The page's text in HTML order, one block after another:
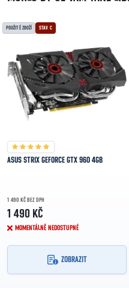
POUŽITÉ ZBOŽÍ STAV C
ASUS STRIX GEFORCE GTX 960 4GB
1 490 KČ BEZ DPH
1 490 KČ
MOMENTÁLNĚ NEDOSTUPNÉ
ZOBRAZIT